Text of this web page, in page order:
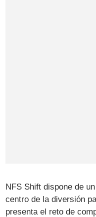
NFS Shift dispone de
centro de la diversión
presenta el reto de